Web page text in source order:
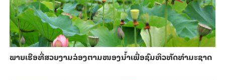
ພາຍ​ເຮືອທີ່​ສວຍ​ງາມ​ລ່ອງ​ຕາມ​​ໜອງນ້ຳ​​ເພື່ອ​ຊົມ​ທິວ​ທັດ​ທຳ​ມະ​ຊາດ